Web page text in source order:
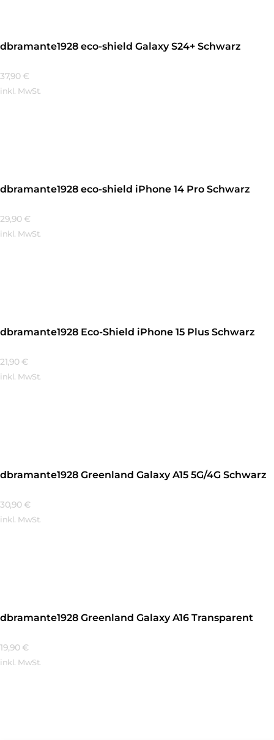
dbramante1928 eco-shield Galaxy S24+ Schwarz
37,90 €
inkl. MwSt.
dbramante1928 eco-shield iPhone 14 Pro Schwarz
29,90 €
inkl. MwSt.
dbramante1928 Eco-Shield iPhone 15 Plus Schwarz
21,90 €
inkl. MwSt.
dbramante1928 Greenland Galaxy A15 5G/4G Schwarz
30,90 €
inkl. MwSt.
dbramante1928 Greenland Galaxy A16 Transparent
19,90 €
inkl. MwSt.